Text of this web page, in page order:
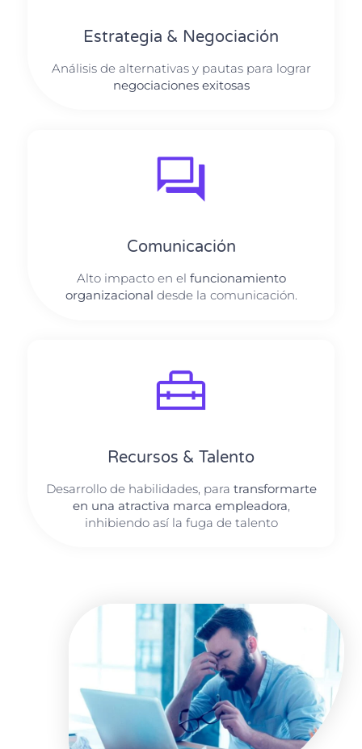
Estrategia & Negociación
Análisis de alternativas y pautas para lograr
negociaciones exitosas
Comunicación
Alto impacto en el funcionamiento
organizacional desde la comunicación.
Recursos & Talento
Desarrollo de habilidades, para transformarte
en una atractiva marca empleadora
inhibiendo así la fuga de talento